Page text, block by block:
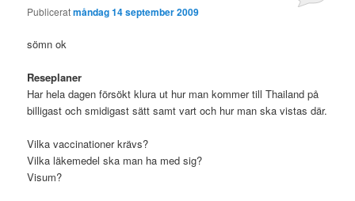
Publiceratmåndag 14 september 2009
sömn ok
Reseplaner
Har hela dagen försökt klura ut hur man kommer till Thailand på
billigast och smidigast sätt samt vart och hur man ska vistas där.
Vilka vaccinationer krävs?
Vilka läkemedel ska man ha med sig?
Visum?